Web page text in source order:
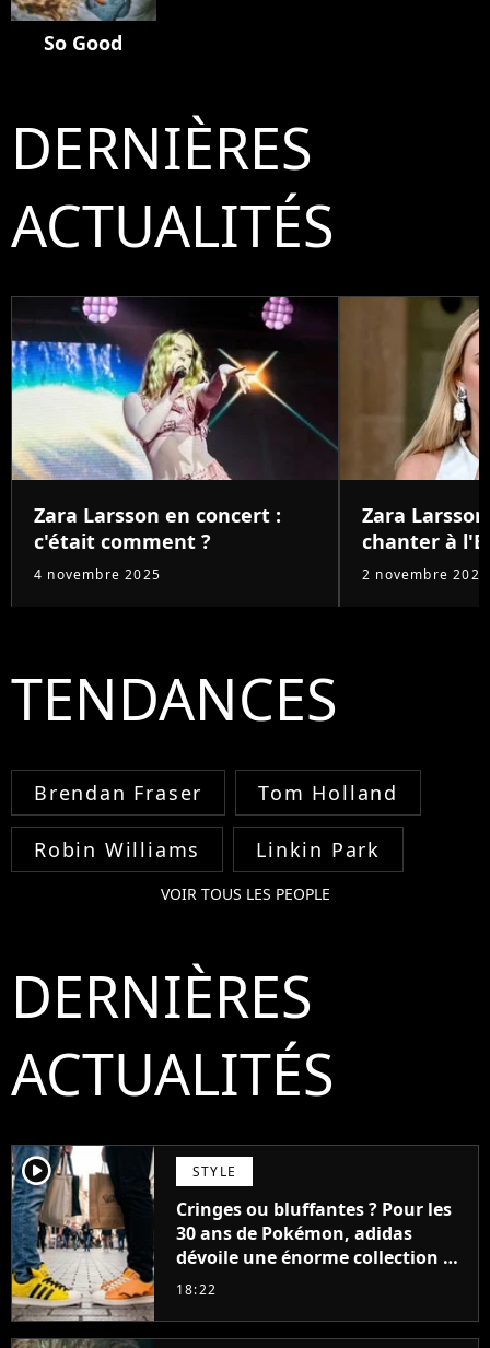
So Good
DERNIÈRES
ACTUALITÉS
Zara Larsson en concert :
c'était comment ?
4 novembre 2025
Zara
chanter à
2 novembre 2025
TENDANCES
Brendan Fraser Tom Holland
Robin Williams Linkin Park
VOIR TOUS LES PEOPLE
DERNIÈRES
ACTUALITÉS
player2 STYLE
Cringes ou bluffantes ? Pour les
30 ans de Pokémon, adidas
dévoile une énorme collection de
sneakers et je ne sais pas quoi en
18:22